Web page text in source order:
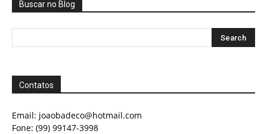
Buscar no Blog
Contatos
Email: joaobadeco@hotmail.com
Fone: (99) 99147-3998